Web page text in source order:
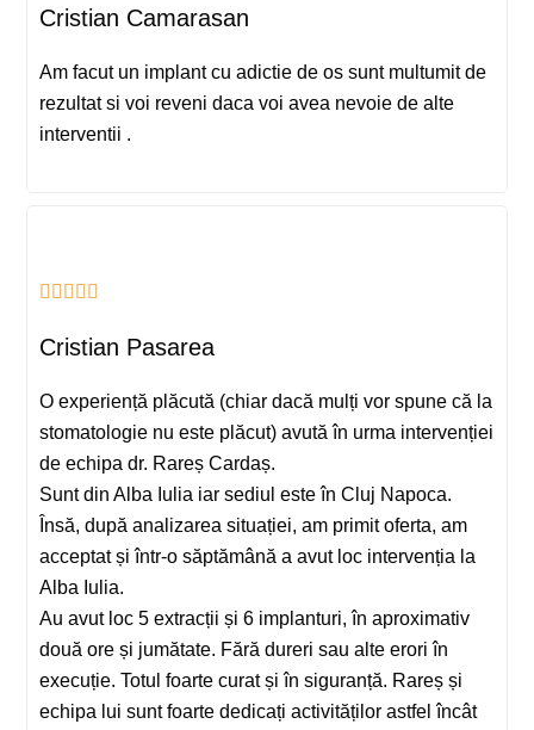
Cristian Camarasan
Am facut un implant cu adictie de os sunt multumit de
rezultat si voi reveni daca voi avea nevoie de alte
interventii .
Cristian Pasarea
O experiență plăcută (chiar dacă mulți vor spune că la
stomatologie nu este plăcut) avută în urma intervenției
de echipa dr. Rareș Cardaș.
Sunt din Alba Iulia iar sediul este în Cluj Napoca.
Însă, după analizarea situației, am primit oferta, am
acceptat și într-o săptămână a avut loc intervenția la
Alba Iulia.
Au avut loc 5 extracții și 6 implanturi, în aproximativ
două ore și jumătate. Fără dureri sau alte erori în
execuție. Totul foarte curat și în siguranță. Rareș și
echipa lui sunt foarte dedicați activităților astfel încât